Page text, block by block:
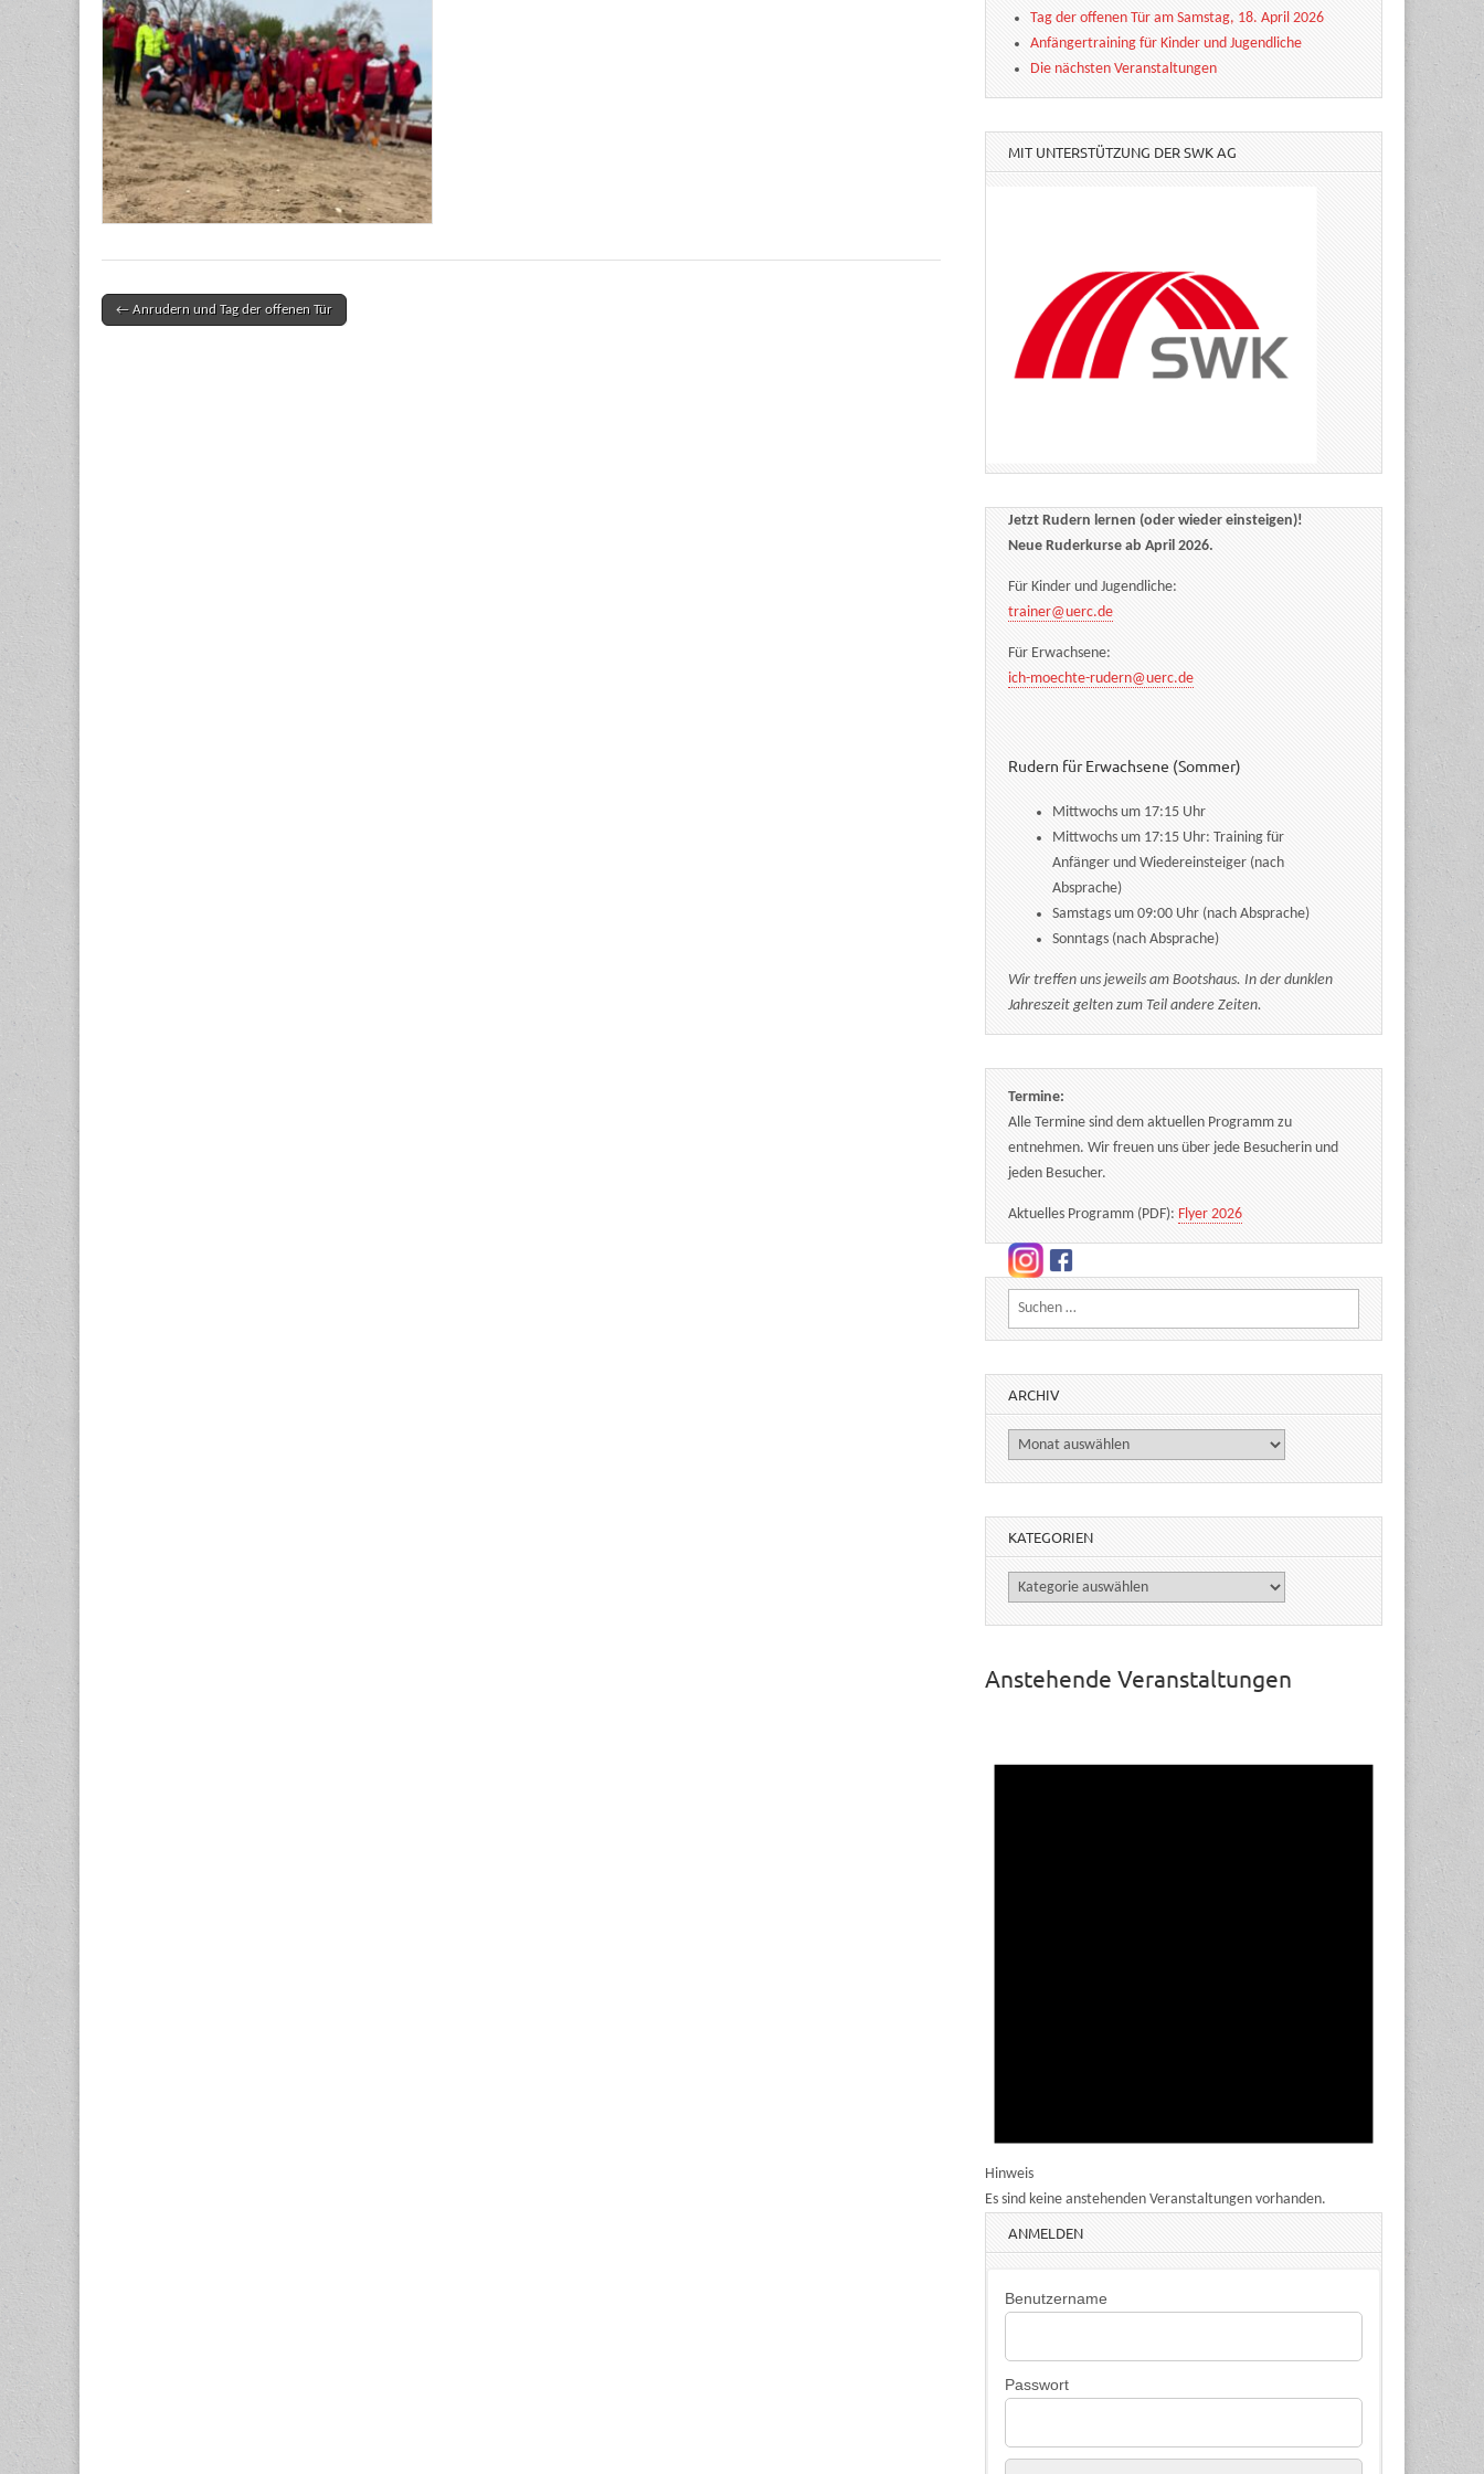
Post navigation
← Anrudern und Tag der offenen Tür
Tag der offenen Tür am Samstag, 18. April 2026
Anfängertraining für Kinder und Jugendliche
Die nächsten Veranstaltungen
MIT UNTERSTÜTZUNG DER SWK AG
Jetzt Rudern lernen (oder wieder einsteigen)!
Neue Ruderkurse ab April 2026.
Für Kinder und Jugendliche:
trainer@uerc.de
Für Erwachsene:
ich-moechte-rudern@uerc.de
Rudern für Erwachsene (Sommer)
Mittwochs um 17:15 Uhr
Mittwochs um 17:15 Uhr: Training für
Anfänger und Wiedereinsteiger (nach
Absprache)
Samstags um 09:00 Uhr (nach Absprache)
Sonntags (nach Absprache)
Wir treffen uns jeweils am Bootshaus. In der dunklen
Jahreszeit gelten zum Teil andere Zeiten.
Termine:
Alle Termine sind dem aktuellen Programm zu
entnehmen. Wir freuen uns über jede Besucherin und
jeden Besucher.
Aktuelles Programm (PDF):Flyer 2026
Suchen nach:
ARCHIV
Archiv
KATEGORIEN
Kategorien
Anstehende Veranstaltungen
Hinweis
Es sind keine anstehenden Veranstaltungen vorhanden.
ANMELDEN
Benutzername
Passwort